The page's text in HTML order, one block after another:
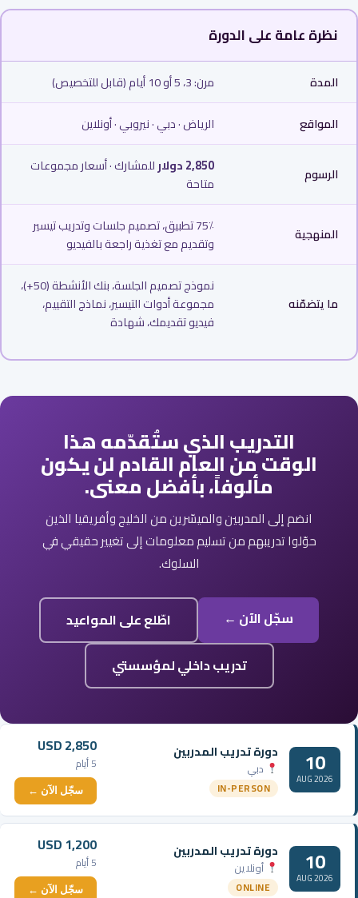
نظرة عامة على الدورة
المدة
مرن: 3، 5 أو 10 أيام (قابل للتخصيص)
المواقع
الرياض · دبي · نيروبي · أونلاين
الرسوم 2,850 دولار
للمشارك · أسعار مجموعات
متاحة
المنهجية
75٪ تطبيق، تصميم جلسات وتدريب تيسير
وتقديم مع تغذية راجعة بالفيديو
ما يتضمّنه
نموذج تصميم الجلسة، بنك الأنشطة (50+)،
مجموعة أدوات التيسير، نماذج التقييم،
فيديو تقديمك، شهادة
التدريب الذي ستُقدّمه هذا
الوقت من العام القادم لن يكون
مألوفاً، بأفضل معنى.
انضم إلى المدربين والميسّرين من الخليج وأفريقيا الذين
حوّلوا تدريبهم من تسليم معلومات إلى تغيير حقيقي في
السلوك.
سجّل الآن ←
اطّلع على المواعيد
تدريب داخلي لمؤسستي
10
AUG 2026
دورة تدريب المدربين
دبي
IN-PERSON
USD 2,850
5 أيام
سجّل الآن ←
10
AUG 2026
دورة تدريب المدربين
أونلاين
ONLINE
USD 1,200
5 أيام
سجّل الآن ←